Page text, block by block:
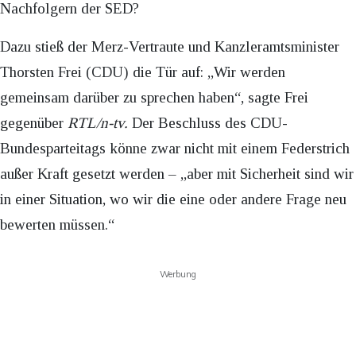
Nachfolgern der SED?
Dazu stieß der Merz-Vertraute und Kanzleramtsminister
Thorsten Frei (CDU) die Tür auf: „Wir werden
gemeinsam darüber zu sprechen haben“, sagte Frei
gegenüber RTL/n-tv. Der Beschluss des CDU-
Bundesparteitags könne zwar nicht mit einem Federstrich
außer Kraft gesetzt werden – „aber mit Sicherheit sind wir
in einer Situation, wo wir die eine oder andere Frage neu
bewerten müssen.“
Werbung